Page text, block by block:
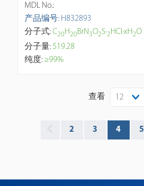
MDL No.:
产品编号: H832893
分子式:C20H20BrN3O2S·2 HCl·xH2O
分子量:519.28
纯度: ≥99%
查看 12
2 3 4 5